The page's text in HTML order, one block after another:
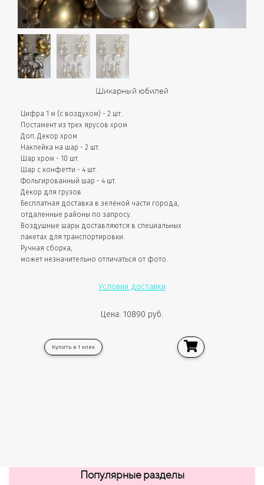
Шикарный юбилей
Цифра 1 м (с воздухом) - 2 шт.
Постамент из трех ярусов хром
Доп. Декор хром
Наклейка на шар - 2 шт.
Шар хром - 10 шт.
Шар с конфетти - 4 шт.
Фольгированный шар - 4 шт.
Декор для грузов
Бесплатная доставка в зелёной части города,
отдаленные районы по запросу.
Воздушные шары доставляются в специальных
пакетах для транспортировки.
Ручная сборка,
может незначительно отличаться от фото.
Условия доставки
Цена: 10890 руб.
Купить в 1 клик
Популярные разделы